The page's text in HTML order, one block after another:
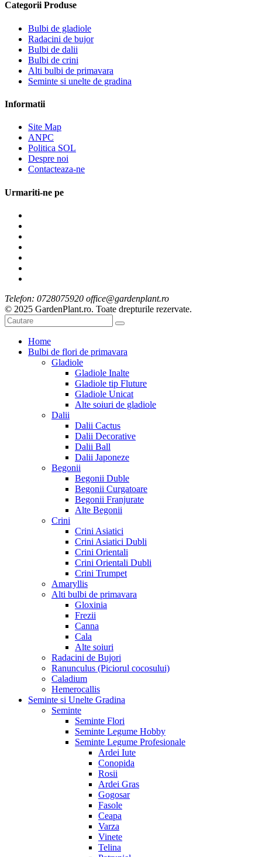
Categorii Produse
Bulbi de gladiole
Radacini de bujor
Bulbi de dalii
Bulbi de crini
Alti bulbi de primavara
Seminte si unelte de gradina
Informatii
Site Map
ANPC
Politica SOL
Despre noi
Contacteaza-ne
Urmariti-ne pe
Telefon: 0728075920 office@gardenplant.ro
© 2025 GardenPlant.ro. Toate drepturile rezervate.
Home
Bulbi de flori de primavara
Gladiole
Gladiole Inalte
Gladiole tip Fluture
Gladiole Unicat
Alte soiuri de gladiole
Dalii
Dalii Cactus
Dalii Decorative
Dalii Ball
Dalii Japoneze
Begonii
Begonii Duble
Begonii Curgatoare
Begonii Franjurate
Alte Begonii
Crini
Crini Asiatici
Crini Asiatici Dubli
Crini Orientali
Crini Orientali Dubli
Crini Trumpet
Amaryllis
Alti bulbi de primavara
Gloxinia
Frezii
Canna
Cala
Alte soiuri
Radacini de Bujori
Ranunculus (Piciorul cocosului)
Caladium
Hemerocallis
Seminte si Unelte Gradina
Seminte
Seminte Flori
Seminte Legume Hobby
Seminte Legume Profesionale
Ardei Iute
Conopida
Rosii
Ardei Gras
Gogosar
Fasole
Ceapa
Varza
Vinete
Telina